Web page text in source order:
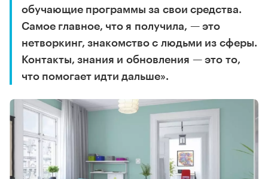
обучающие программы за свои средства.
Самое главное, что я получила, — это
нетворкинг, знакомство с людьми из сферы.
Контакты, знания и обновления — это то,
что помогает идти дальше».